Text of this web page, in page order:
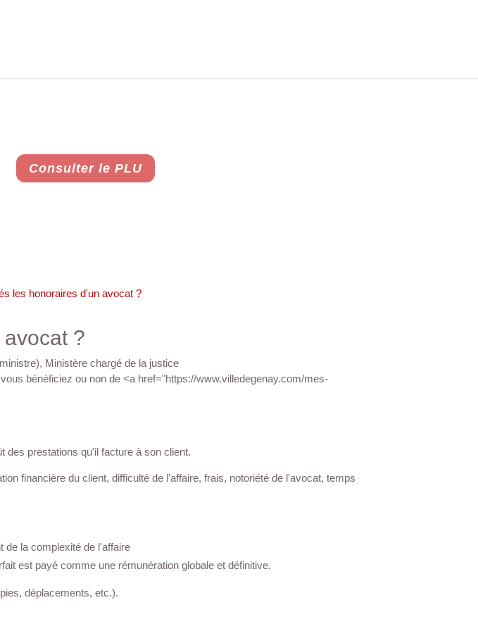
Consulter le PLU
les honoraires d'un avocat ?
?
ministre), Ministère chargé de la justice
vous bénéficiez ou non de <a href="https://www.villedegenay.com/mes-
des prestations qu'il facture à son client.
financière du client, difficulté de l'affaire, frais, notoriété de l'avocat,
de la complexité de l'affaire
est payé comme une rémunération globale et définitive.
déplacements, etc.).